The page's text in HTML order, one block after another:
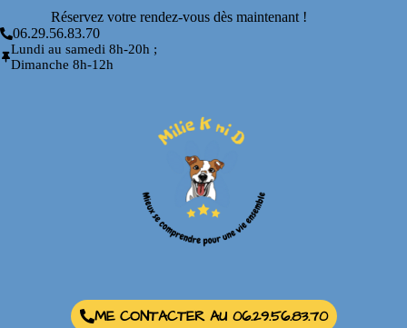
Réservez votre rendez-vous dès maintenant !
06.29.56.83.70
Lundi au samedi 8h-20h ;
Dimanche 8h-12h
ME CONTACTER AU 06.29.56.83.70